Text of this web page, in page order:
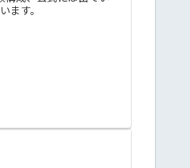
す。